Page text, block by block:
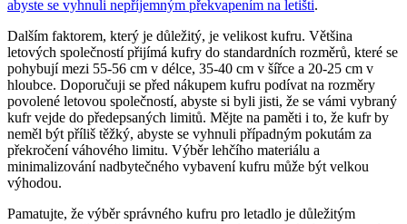
abyste se vyhnuli nepříjemným překvapením na letišti.
Dalším faktorem, který je důležitý, je velikost kufru. Většina
letových společností přijímá kufry do standardních rozměrů, které se
pohybují mezi 55-56 cm v délce, 35-40 cm v šířce a 20-25 cm v
hloubce. Doporučuji se před nákupem kufru podívat na rozměry
povolené letovou společností, abyste si byli jisti, že se vámi vybraný
kufr vejde do předepsaných limitů. Mějte na paměti i to, že kufr by
neměl být příliš těžký, abyste se vyhnuli případným pokutám za
překročení váhového limitu. Výběr lehčího materiálu a
minimalizování nadbytečného vybavení kufru může být velkou
výhodou.
Pamatujte, že výběr správného kufru pro letadlo je důležitým